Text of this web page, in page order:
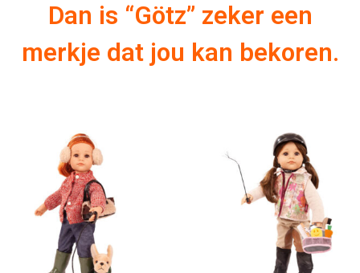
Dan is “Götz” zeker een
merkje dat jou kan bekoren.